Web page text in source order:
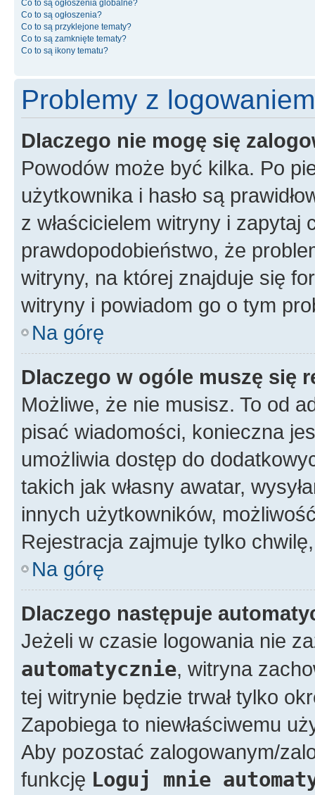
Co to są ogłoszenia globalne?
Co to są ogłoszenia?
Co to są przyklejone tematy?
Co to są zamknięte tematy?
Co to są ikony tematu?
Problemy z
Dlaczego nie mogę się
Powodów może być kilka. Po
użytkownika i hasło są
z właścicielem witryny i
prawdopodobieństwo, że
witryny, na której znajduje się
witryny i powiadom go o tym
Na górę
Dlaczego w ogóle muszę się
Możliwe, że nie musisz. To od
pisać wiadomości, konieczna
umożliwia dostęp do
takich jak własny awatar,
innych użytkowników,
Rejestracja zajmuje tylko
Na górę
Dlaczego następuje
Jeżeli w czasie logowania nie
automatycznie, witryna
tej witrynie będzie trwał tylko
Zapobiega to niewłaściwemu
Aby pozostać zalogowanym/
funkcję Loguj mnie